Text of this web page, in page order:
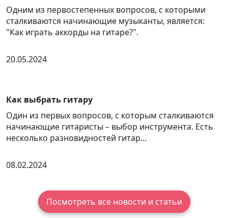
Одним из первостепенных вопросов, с которыми
сталкиваются начинающие музыканты, является:
"Как играть аккорды на гитаре?".
20.05.2024
Как выбрать гитару
Один из первых вопросов, с которым сталкиваются
начинающие гитаристы – выбор инструмента. Есть
несколько разновидностей гитар...
08.02.2024
Посмотреть все новости и статьи